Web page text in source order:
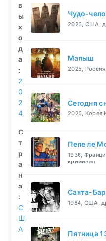
в
ы
х
о
д
а
:
2
0
2
4
С
т
р
а
н
а
:
С
Ш
А
Чудо-
2026, США,
Малыш
2025,
Сегодня
2026, Корея
Пепе ле
1936,
криминал
Санта-
1984, США,
Пятница